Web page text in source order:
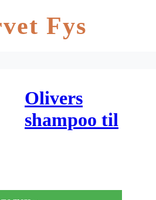
Fys
Olivers
shampoo til